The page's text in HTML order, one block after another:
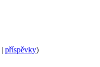
| příspěvky)